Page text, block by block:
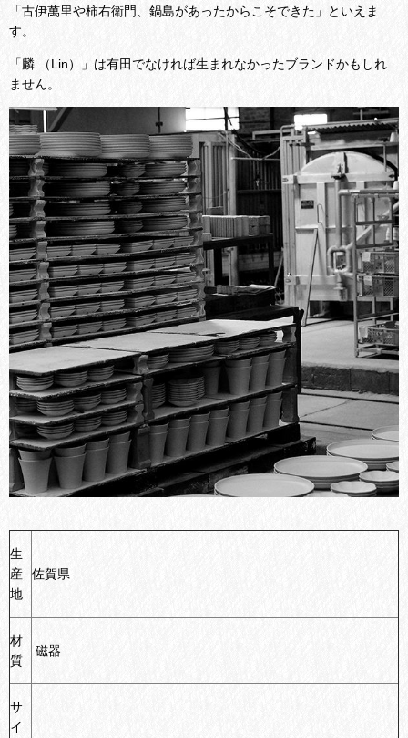
「古伊萬里や柿右衛門、鍋島があったからこそできた」といえま
す。
「麟 （Lin）」は有田でなければ生まれなかったブランドかもしれ
ません。
生
産
地
佐賀県
材
質
磁器
サ
イ